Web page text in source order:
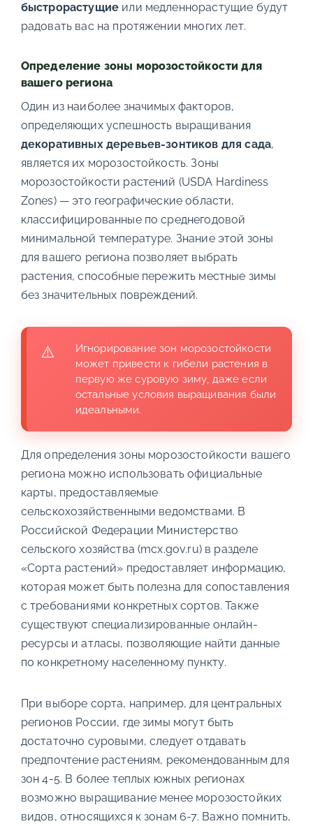
быстрорастущие или медленнорастущие будут
радовать вас на протяжении многих лет.
Определение зоны морозостойкости для
вашего региона
Один из наиболее значимых факторов,
определяющих успешность выращивания
декоративных деревьев-зонтиков для сада,
является их морозостойкость. Зоны
морозостойкости растений (USDA Hardiness
Zones) — это географические области,
классифицированные по среднегодовой
минимальной температуре. Знание этой зоны
для вашего региона позволяет выбрать
растения, способные пережить местные зимы
без значительных повреждений.
Игнорирование зон морозостойкости
может привести к гибели растения в
первую же суровую зиму, даже если
остальные условия выращивания были
идеальными.
Для определения зоны морозостойкости вашего
региона можно использовать официальные
карты, предоставляемые
сельскохозяйственными ведомствами. В
Российской Федерации Министерство
сельского хозяйства (mcx.gov.ru) в разделе
«Сорта растений» предоставляет информацию,
которая может быть полезна для сопоставления
с требованиями конкретных сортов. Также
существуют специализированные онлайн-
ресурсы и атласы, позволяющие найти данные
по конкретному населенному пункту.
При выборе сорта, например, для центральных
регионов России, где зимы могут быть
достаточно суровыми, следует отдавать
предпочтение растениям, рекомендованным для
зон 4-5. В более теплых южных регионах
возможно выращивание менее морозостойких
видов, относящихся к зонам 6-7. Важно помнить,